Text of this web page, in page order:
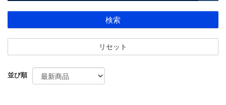
検索
リセット
並び順